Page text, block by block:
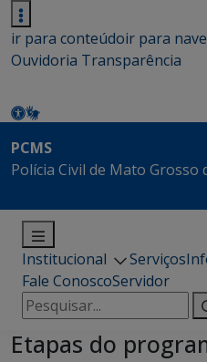
ir para conteúdoir para
Ouvidoria Transparência
PCMS
Polícia Civil de Mato Grosso
Institucional Serviços
Fale ConoscoServidor
Pesquisar
por:
Etapas do